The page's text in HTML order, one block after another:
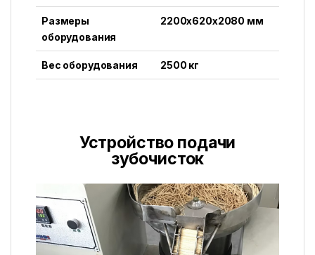
Размеры
оборудования
2200x620x2080 мм
Вес оборудования 2500 кг
Устройство подачи
зубочисток